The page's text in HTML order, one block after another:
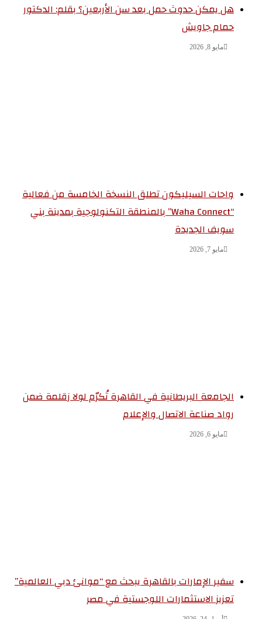
هل يمكن حدوث حمل بعد سن الأربعين؟ بقلم: الدكتور
حمام جاويش
مايو 8, 2026
واحات السيليكون تطلق النسخة الخامسة من فعالية
“Waha Connect” بالمنطقة التكنولوجية بمدينة بني
سويف الجديدة
مايو 7, 2026
الجامعة البريطانية في القاهرة تُكرّم لولا زقلمة ضمن
رواد صناعة الاتصال والإعلام
مايو 6, 2026
سفير الإمارات بالقاهرة يبحث مع “موانئ دبي العالمية”
تعزيز الاستثمارات اللوجستية في مصر